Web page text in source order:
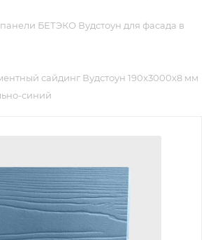
БЕТЭКО Вудстоун для фасада в
сайдинг Вудстоун 190х3000х8 мм
синий